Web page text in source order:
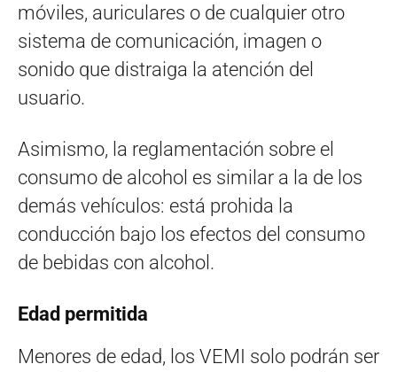
móviles, auriculares o de cualquier otro
sistema de comunicación, imagen o
sonido que distraiga la atención del
usuario.
Asimismo, la reglamentación sobre el
consumo de alcohol es similar a la de los
demás vehículos: está prohida la
conducción bajo los efectos del consumo
de bebidas con alcohol.
Edad permitida
Menores de edad, los VEMI solo podrán ser